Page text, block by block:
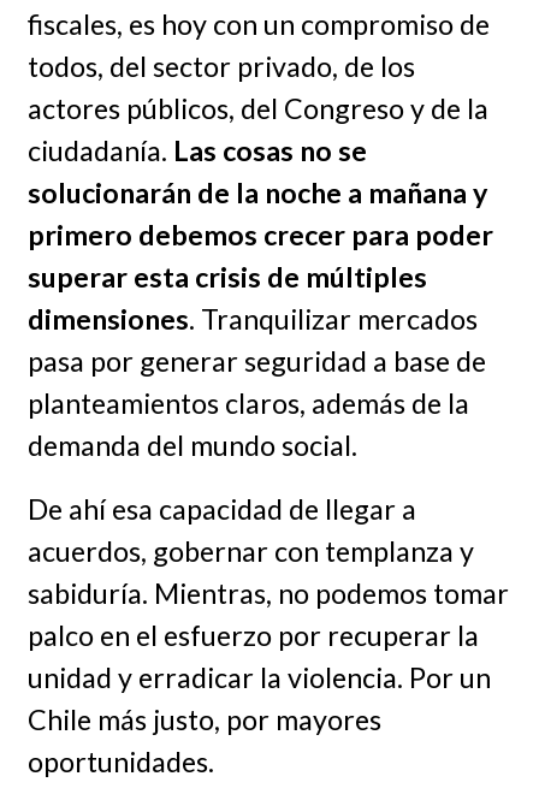
fiscales, es hoy con un compromiso de
todos, del sector privado, de los
actores públicos, del Congreso y de la
ciudadanía. Las cosas no se
solucionarán de la noche a mañana y
primero debemos crecer para poder
superar esta crisis de múltiples
dimensiones. Tranquilizar mercados
pasa por generar seguridad a base de
planteamientos claros, además de la
demanda del mundo social.
De ahí esa capacidad de llegar a
acuerdos, gobernar con templanza y
sabiduría. Mientras, no podemos tomar
palco en el esfuerzo por recuperar la
unidad y erradicar la violencia. Por un
Chile más justo, por mayores
oportunidades.